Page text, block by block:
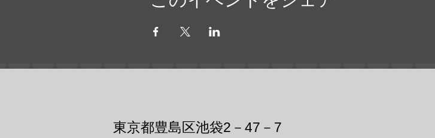
東京都豊島区池袋2－47－7